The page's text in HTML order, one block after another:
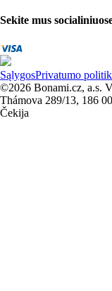
Sekite mus
SąlygosPrivatumo
©2026 Bonami.cz, a.s.
Thámova 289/13, 186
Čekija